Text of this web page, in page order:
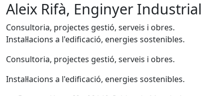
Aleix Rifà, Enginyer Industrial
Consultoria, projectes gestió, serveis i obres.
Instal·lacions a l'edificació, energies sostenibles.
Consultoria, projectes gestió, serveis i obres.
Instal·lacions a l'edificació, energies sostenibles.